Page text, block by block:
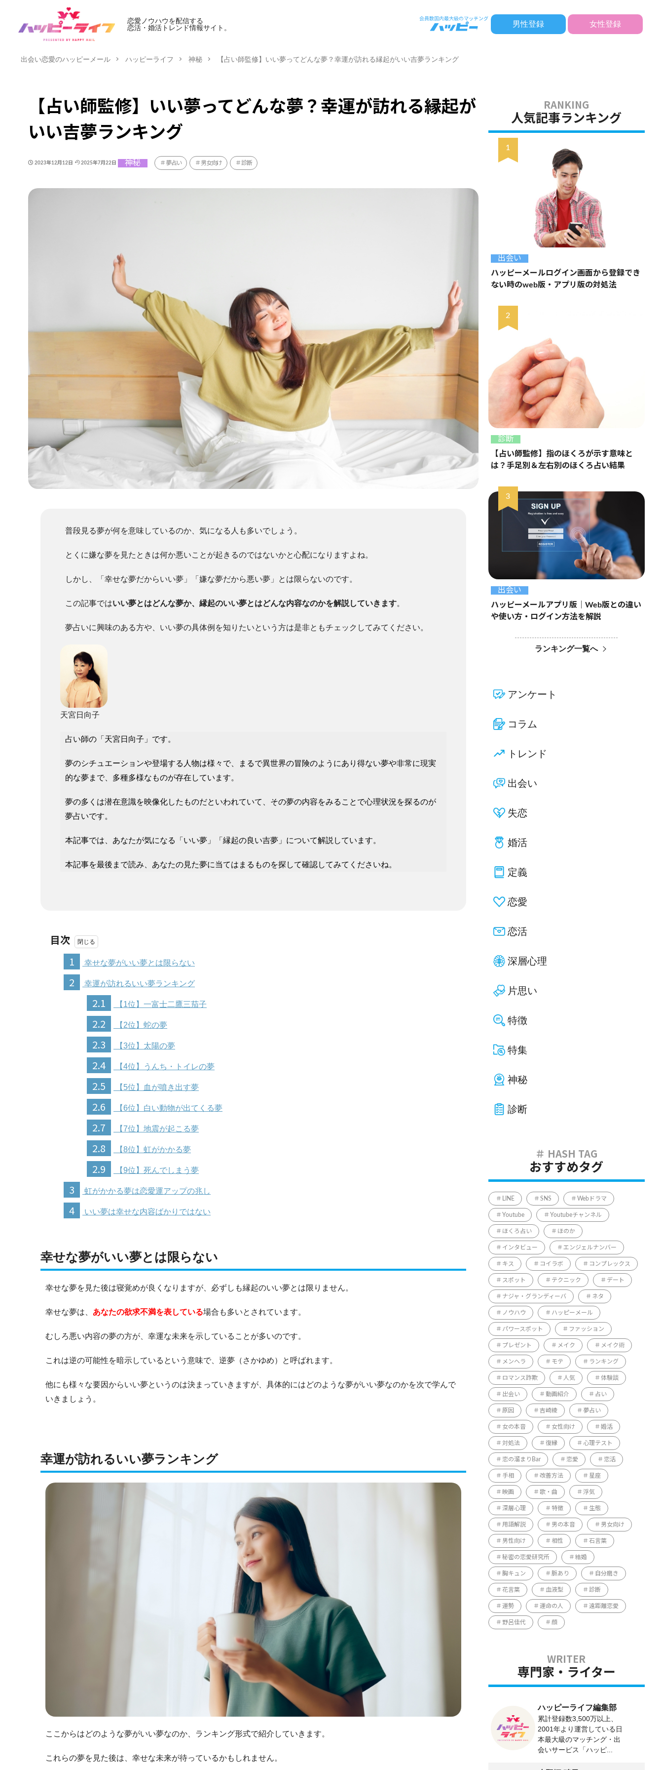
恋愛ノウハウを配信する
恋活・婚活トレンド情報サイト。
男性登録 女性登録
出会い恋愛のハッピーメール ハッピーライフ 神秘 【占い師監修】いい夢ってどんな夢？幸運が訪れる縁起がいい吉夢ランキング
【占い師監修】いい夢ってどんな夢？幸運が訪れる縁起が
いい吉夢ランキング
2023年12月12日 2025年7月22日 神秘 夢占い 男女向け 診断
普段見る夢が何を意味しているのか、気になる人も多いでしょう。
とくに嫌な夢を見たときは何か悪いことが起きるのではないかと心配になりますよね。
しかし、「幸せな夢だからいい夢」「嫌な夢だから悪い夢」とは限らないのです。
この記事ではいい夢とはどんな夢か、縁起のいい夢とはどんな内容なのかを解説していきます。
夢占いに興味のある方や、いい夢の具体例を知りたいという方は是非ともチェックしてみてください。
天宮日向子
占い師の「天宮日向子」です。
夢のシチュエーションや登場する人物は様々で、まるで異世界の冒険のようにあり得ない夢や非常に現実
的な夢まで、多種多様なものが存在しています。
夢の多くは潜在意識を映像化したものだといわれていて、その夢の内容をみることで心理状況を探るのが
夢占いです。
本記事では、あなたが気になる「いい夢」「縁起の良い吉夢」について解説しています。
本記事を最後まで読み、あなたの見た夢に当てはまるものを探して確認してみてくださいね。
目次
1
幸せな夢がいい夢とは限らない
2 幸運が訪れるいい夢ランキング
2.1 【1位】一富士二鷹三茄子
2.2 【2位】蛇の夢
2.3 【3位】太陽の夢
2.4 【4位】うんち・トイレの夢
2.5 【5位】血が噴き出す夢
2.6 【6位】白い動物が出てくる夢
2.7 【7位】地震が起こる夢
2.8 【8位】虹がかかる夢
2.9 【9位】死んでしまう夢
3 虹がかかる夢は恋愛運アップの兆し
4 いい夢は幸せな内容ばかりではない
幸せな夢がいい夢とは限らない
幸せな夢を見た後は寝覚めが良くなりますが、必ずしも縁起のいい夢とは限りません。
幸せな夢は、 あなたの欲求不満を表している場合も多いとされています。
むしろ悪い内容の夢の方が、幸運な未来を示していることが多いのです。
これは逆の可能性を暗示しているという意味で、逆夢（さかゆめ）と呼ばれます。
他にも様々な要因からいい夢というのは決まっていきますが、具体的にはどのような夢がいい夢なのかを次で学んで
いきましょう。
幸運が訪れるいい夢ランキング
ここからはどのような夢がいい夢なのか、ランキング形式で紹介していきます。
これらの夢を見た後は、幸せな未来が待っているかもしれません。
人気記事ランキング
出会い
ハッピーメールログイン画面から登録でき
ない時のweb版・アプリ版の対処法
診断
【占い師監修】指のほくろが示す意味と
は？手足別＆左右別のほくろ占い結果
出会い
ハッピーメールアプリ版｜Web版との違い
や使い方・ログイン方法を解説
ランキング一覧へ
アンケート
コラム
トレンド
出会い
失恋
婚活
定義
恋愛
恋活
深層心理
片思い
特徴
特集
神秘
診断
おすすめタグ
LINE SNS Webドラマ
Youtube Youtubeチャンネル
ほくろ占い ほのか
インタビュー エンジェルナンバー
キス コイラボ コンプレックス
スポット テクニック デート
ナジャ・グランディーバ ネタ
ノウハウ ハッピーメール
パワースポット ファッション
プレゼント メイク メイク術
メンヘラ モテ ランキング
ロマンス詐欺 人気 体験談
出会い 動画紹介 占い
原因 吉崎綾 夢占い
女の本音 女性向け 婚活
対処法 復縁 心理テスト
恋の溜まりBar 恋愛 恋活
手相 改善方法 星座
映画 歌・曲 浮気
深層心理 特徴 生態
用語解説 男の本音 男女向け
男性向け 相性 石言葉
秘密の恋愛研究所 結婚
胸キュン 脈あり 自分磨き
花言葉 血液型 診断
運勢 運命の人 遠距離恋愛
野呂佳代 顔
専門家・ライター
ハッピーライフ編集部
累計登録数3,500万以上、
2001年より運営している日
本最大級のマッチング・出
会いサービス「ハッピ...